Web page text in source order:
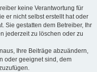
keine Verantwortung für
er nicht selbst erstellt hat oder
Sie gestatten dem Betreiber, Ihr
jederzeit zu löschen oder zu
Ihre Beiträge abzuändern,
oder geeignet sind, dem